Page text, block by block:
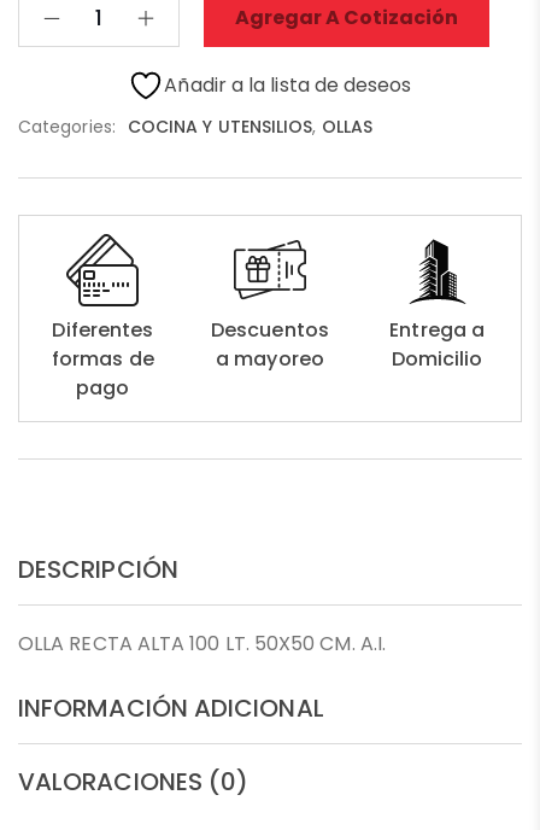
Agregar A Cotización
Añadir a la lista de deseos
Categories: COCINA Y UTENSILIOS, OLLAS
Diferentes
formas de
pago
Descuentos
a mayoreo
Entrega a
Domicilio
DESCRIPCIÓN
OLLA RECTA ALTA 100 LT. 50X50 CM. A.I.
INFORMACIÓN ADICIONAL
VALORACIONES (0)